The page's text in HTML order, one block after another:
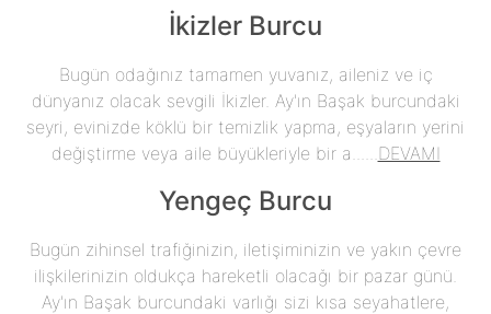
İkizler Burcu
Bugün odağınız tamamen yuvanız, aileniz ve iç
dünyanız olacak sevgili İkizler. Ay'ın Başak burcundaki
seyri, evinizde köklü bir temizlik yapma, eşyaların yerini
değiştirme veya aile büyükleriyle bir a...... DEVAMI
Yengeç Burcu
Bugün zihinsel trafiğinizin, iletişiminizin ve yakın çevre
ilişkilerinizin oldukça hareketli olacağı bir pazar günü.
Ay'ın Başak burcundaki varlığı sizi kısa seyahatlere,